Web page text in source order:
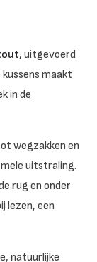
, uitgevoerd
maakt
in de
wegzakken en
uitstraling.
rug en onder
lezen, een
natuurlijke